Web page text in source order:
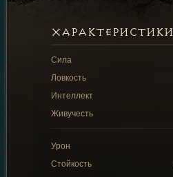
ХАРАКТЕРИСТИКИ
Сила
Ловкость
Интеллект
Живучесть
Урон
Стойкость